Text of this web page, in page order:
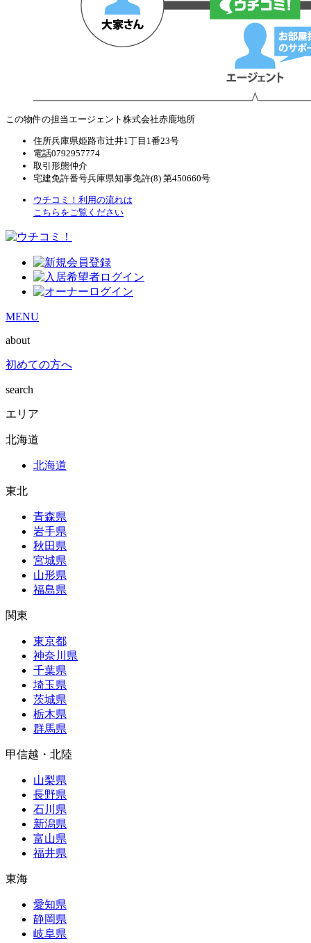
この物件の担当エージェント 株式会社赤鹿地所
住所兵庫県姫路市辻井1丁目1番23号
電話0792957774
取引形態仲介
宅建免許番号兵庫県知事免許(8) 第450660号
ウチコミ！利用の流れは
こちらをご覧ください
MENU
about
初めての方へ
search
エリア
北海道
北海道
東北
青森県
岩手県
秋田県
宮城県
山形県
福島県
関東
東京都
神奈川県
千葉県
埼玉県
茨城県
栃木県
群馬県
甲信越・北陸
山梨県
長野県
石川県
新潟県
富山県
福井県
東海
愛知県
静岡県
岐阜県